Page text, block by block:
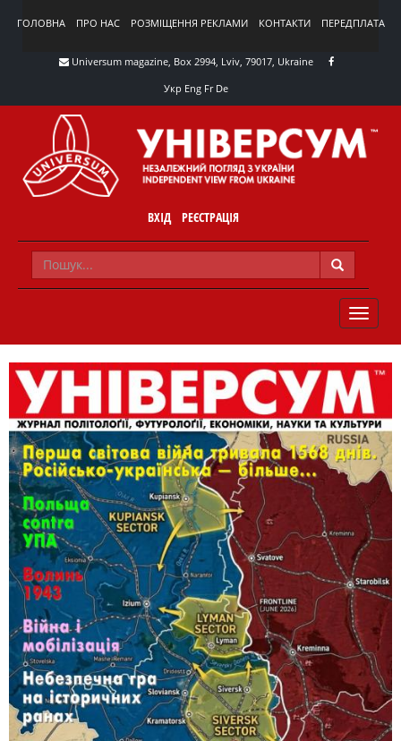
ГОЛОВНА ПРО НАС РОЗМІЩЕННЯ РЕКЛАМИ КОНТАКТИ ПЕРЕДПЛАТА
Universum magazine, Box 2994, Lviv, 79017, Ukraine
Укр Eng Fr De
ВХІД РЕЄСТРАЦІЯ
TOGGLE